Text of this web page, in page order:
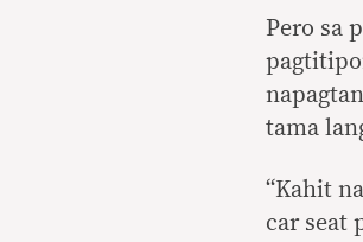
Pero sa
tama
“Kahit
car seat